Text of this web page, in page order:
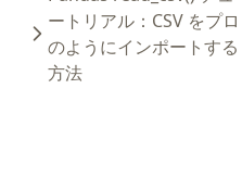
ートリアル：CSV をプロ
のようにインポートする
方法